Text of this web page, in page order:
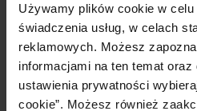
Używamy plików cookie w celu
świadczenia usług, w celach
reklamowych. Możesz
informacjami na ten temat
ustawienia prywatności
cookie”. Możesz również
Skład
Opinie